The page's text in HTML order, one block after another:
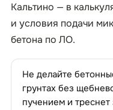
Кальтино — в
и условия подачи
бетона по ЛО.
Не делайте
грунтах без
пучением и треснет